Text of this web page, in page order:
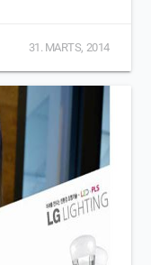
31. MARTS, 2014